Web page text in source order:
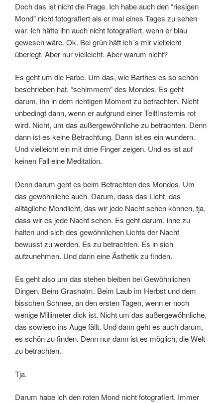
Doch das ist nicht die Frage. Ich habe auch den “riesigen
Mond” nicht fotografiert als er mal eines Tages zu sehen
war. Ich hätte ihn auch nicht fotografiert, wenn er blau
gewesen wäre. Ok. Bei grün hätt ich´s mir vielleicht
überlegt. Aber nur vielleicht. Aber warum nicht?
Es geht um die Farbe. Um das, wie Barthes es so schön
beschrieben hat, “schimmern” des Mondes. Es geht
darum, ihn in dem richtigen Moment zu betrachten. Nicht
unbedingt dann, wenn er aufgrund einer Teilfinsternis rot
wird. Nicht, um das außergewöhnliche zu betrachten. Denn
dann ist es keine Betrachtung. Dann ist es ein wundern.
Und vielleicht ein mit dme Finger zeigen. Und es ist auf
keinen Fall eine Meditation.
Denn darum geht es beim Betrachten des Mondes. Um
das gewöhnliche auch. Darum, dass das Licht, das
alltägliche Mondlicht, das wir jede Nacht sehen können, tja,
dass wir es jede Nacht sehen. Es geht darum, inne zu
halten und sich des gewöhnlichen Lichts der Nacht
bewusst zu werden. Es zu betrachten. Es in sich
aufzunehmen. Und darin eine Ästhetik zu finden.
Es geht also um das stehen bleiben bei Gewöhnlichen
Dingen. Beim Grashalm. Beim Laub im Herbst und dem
bisschen Schnee, an den ersten Tagen, wenn er noch
wenige Millimeter dick ist. Nicht um das außergewöhnliche,
das sowieso ins Auge fällt. Und dann geht es auch darum,
es schön zu finden. Denn nur dann ist es möglich, die Welt
zu betrachten.
Tja.
Darum habe ich den roten Mond nicht fotografiert. Immer